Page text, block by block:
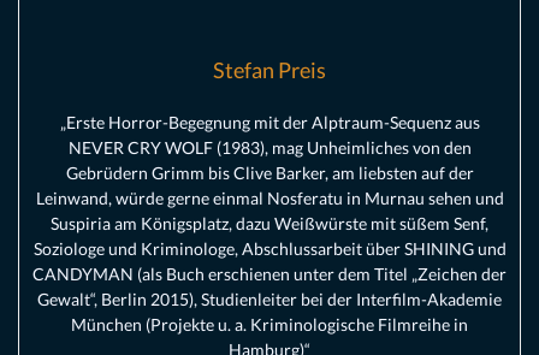
Stefan Preis
„Erste Horror-Begegnung mit der Alptraum-Sequenz aus
NEVER CRY WOLF (1983), mag Unheimliches von den
Gebrüdern Grimm bis Clive Barker, am liebsten auf der
Leinwand, würde gerne einmal Nosferatu in Murnau sehen und
Suspiria am Königsplatz, dazu Weißwürste mit süßem Senf,
Soziologe und Kriminologe, Abschlussarbeit über SHINING und
CANDYMAN (als Buch erschienen unter dem Titel „Zeichen der
Gewalt“, Berlin 2015), Studienleiter bei der Interfilm-Akademie
München (Projekte u. a. Kriminologische Filmreihe in
Hamburg)“